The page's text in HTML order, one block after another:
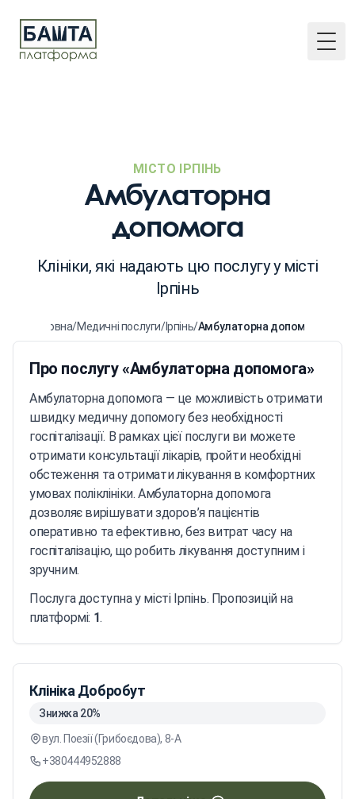
МІСТО ІРПІНЬ
Амбулаторна
допомога
Клініки, які надають цю послугу у місті
Ірпінь
Головна/Медичні послуги/Ірпінь/Амбулаторна допомога
Про послугу «Амбулаторна допомога»
Амбулаторна допомога — це можливість отримати
швидку медичну допомогу без необхідності
госпіталізації. В рамках цієї послуги ви можете
отримати консультації лікарів, пройти необхідні
обстеження та отримати лікування в комфортних
умовах поліклініки. Амбулаторна допомога
дозволяє вирішувати здоров’я пацієнтів
оперативно та ефективно, без витрат часу на
госпіталізацію, що робить лікування доступним і
зручним.
Послуга доступна у місті Ірпінь. Пропозицій на
платформі: 1.
Клініка Добробут
Знижка 20%
вул. Поезії (Грибоєдова), 8-А
+380444952888